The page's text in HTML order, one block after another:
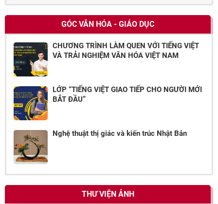
GÓC VĂN HÓA - GIÁO DỤC
CHƯƠNG TRÌNH LÀM QUEN VỚI TIẾNG VIỆT
VÀ TRẢI NGHIỆM VĂN HÓA VIỆT NAM
LỚP “TIẾNG VIỆT GIAO TIẾP CHO NGƯỜI MỚI
BẮT ĐẦU”
Nghệ thuật thị giác và kiến trúc Nhật Bản
THƯ VIỆN ẢNH